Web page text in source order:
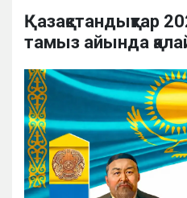
Қазақстандықтар
тамыз айында